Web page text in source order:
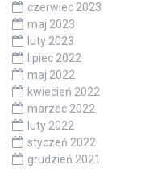
czerwiec 2023
maj 2023
luty 2023
lipiec 2022
maj 2022
kwiecień 2022
marzec 2022
luty 2022
styczeń 2022
grudzień 2021